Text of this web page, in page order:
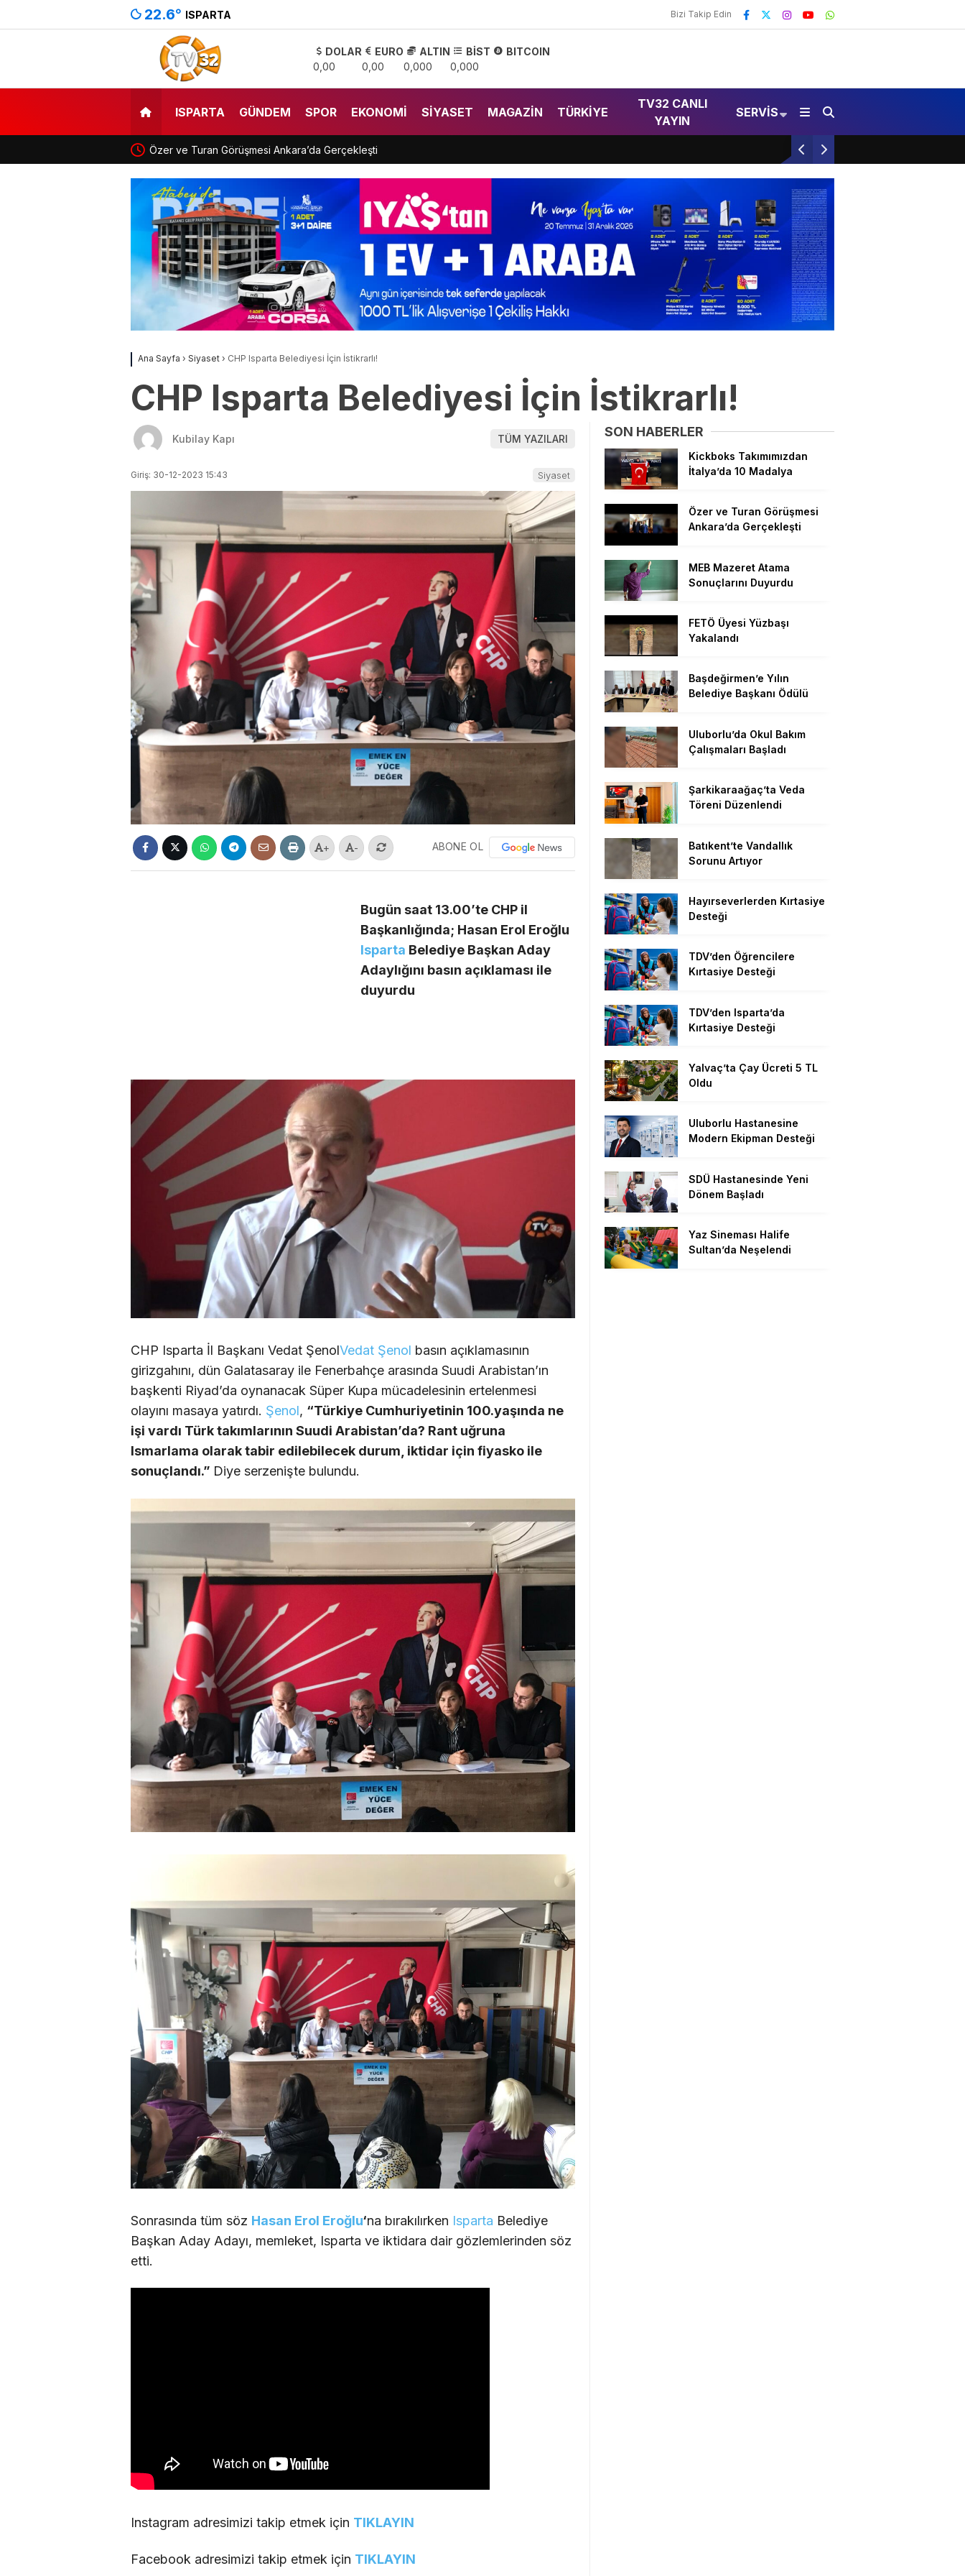
22.6° ISPARTA Bizi Takip Edin
DOLAR
0,00
EURO
0,00
ALTIN
0,000
BİST
0,000
BITCOIN
ISPARTA GÜNDEM SPOR EKONOMI SIYASET MAGAZIN TÜRKIYE
TV32 CANLI
YAYIN
SERVIS
Özer ve Turan Görüşmesi Ankara’da Gerçekleşti MEB Mazeret Atama Sonuçlarını Duyurdu
Ana Sayfa › Siyaset › CHP Isparta Belediyesi İçin İstikrarlı!
CHP Isparta Belediyesi İçin İstikrarlı!
Kubilay Kapı TÜM YAZILARI
Giriş: 30-12-2023 15:43 Siyaset
+ - ABONE OL
Bugün saat 13.00’te CHP il
Başkanlığında; Hasan Erol Eroğlu
Isparta Belediye Başkan Aday
Adaylığını basın açıklaması ile
duyurdu
CHP Isparta İl Başkanı Vedat ŞenolVedat Şenol basın açıklamasının
girizgahını, dün Galatasaray ile Fenerbahçe arasında Suudi Arabistan’ın
başkenti Riyad’da oynanacak Süper Kupa mücadelesinin ertelenmesi
olayını masaya yatırdı. Şenol, “Türkiye Cumhuriyetinin 100.yaşında ne
işi vardı Türk takımlarının Suudi Arabistan’da? Rant uğruna
Ismarlama olarak tabir edilebilecek durum, iktidar için fiyasko ile
sonuçlandı.” Diye serzenişte bulundu.
Sonrasında tüm söz Hasan Erol Eroğlu‘na bırakılırken Isparta Belediye
Başkan Aday Adayı, memleket, Isparta ve iktidara dair gözlemlerinden söz
etti.
Instagram adresimizi takip etmek için TIKLAYIN
Facebook adresimizi takip etmek için TIKLAYIN
SON HABERLER
Kickboks Takımımızdan
İtalya’da 10 Madalya
Özer ve Turan Görüşmesi
Ankara’da Gerçekleşti
MEB Mazeret Atama
Sonuçlarını Duyurdu
FETÖ Üyesi Yüzbaşı
Yakalandı
Başdeğirmen’e Yılın
Belediye Başkanı Ödülü
Uluborlu’da Okul Bakım
Çalışmaları Başladı
Şarkikaraağaç’ta Veda
Töreni Düzenlendi
Batıkent’te Vandallık
Sorunu Artıyor
Hayırseverlerden Kırtasiye
Desteği
TDV’den Öğrencilere
Kırtasiye Desteği
TDV’den Isparta’da
Kırtasiye Desteği
Yalvaç’ta Çay Ücreti 5 TL
Oldu
Uluborlu Hastanesine
Modern Ekipman Desteği
SDÜ Hastanesinde Yeni
Dönem Başladı
Yaz Sineması Halife
Sultan’da Neşelendi